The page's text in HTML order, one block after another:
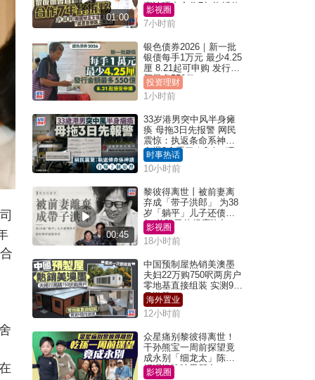
01:00
直认唔夹合作7年终拆伙
影视圈
7小时前
银色债券2026｜新一批
银债每手1万元 最少4.25
厘 8.21起可申购 发行金
额最多550亿
投资理财
1小时前
33岁港男突中风半身瘫
痪 母拖3日先报警 网民
震惊：执返条命系神迹
自爆2个恶习｜Juicy叮
时事热话
10小时前
00:45
黎彼得离世丨被前妻离
弃成「带子洪郎」 为38
岁「躺平」儿子还债多
年 曾盼寻伴侣度晚年
影视圈
18小时前
中国预制屋热销美澳墨
夫妇22万购750呎两房户
零地基直接组装 实测9个
月激赞
海外置业
12小时前
众星痛别黎彼得离世！
干孙熊宝一周前探望竟
成永别「细龙太」陈思
圻泪忆唉吔男朋友
影视圈